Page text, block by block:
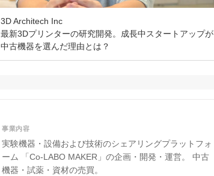
3D Architech Inc
最新3Dプリンターの研究開発。成長中スタートアップが
中古機器を選んだ理由とは？
事業内容
実験機器・設備および技術のシェアリングプラットフォ
ーム 「Co-LABO MAKER」の企画・開発・運営。 中古
機器・試薬・資材の売買。